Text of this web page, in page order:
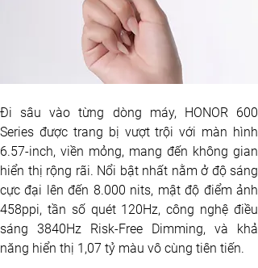
Đi sâu vào từng dòng máy, HONOR 600
Series được trang bị vượt trội với màn hình
6.57-inch, viền mỏng, mang đến không gian
hiển thị rộng rãi. Nổi bật nhất nằm ở độ sáng
cực đại lên đến 8.000 nits, mật độ điểm ảnh
458ppi, tần số quét 120Hz, công nghệ điều
sáng 3840Hz Risk-Free Dimming, và khả
năng hiển thị 1,07 tỷ màu vô cùng tiên tiến.